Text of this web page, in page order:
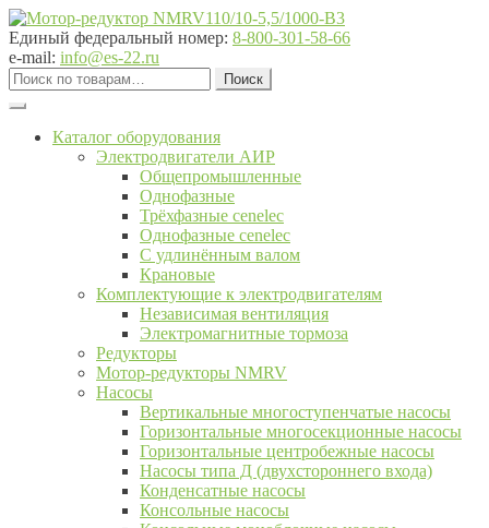
Перейти
к
навигации
Перейти
к
содержимому
Единый федеральный номер: 8-800-301-58-66
e-mail: info@es-22.ru
Искать:
Поиск
Каталог оборудования
Электродвигатели АИР
Общепромышленные
Однофазные
Трёхфазные cenelec
Однофазные cenelec
С удлинённым валом
Крановые
Комплектующие к электродвигателям
Независимая вентиляция
Электромагнитные тормоза
Редукторы
Мотор-редукторы NMRV
Насосы
Вертикальные многоступенчатые насосы
Горизонтальные многосекционные насосы
Горизонтальные центробежные насосы
Насосы типа Д (двухстороннего входа)
Конденсатные насосы
Консольные насосы